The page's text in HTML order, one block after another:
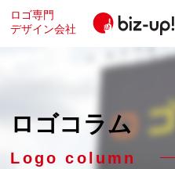
ロゴ専門
デザイン会社
ロゴコラム
Logo column